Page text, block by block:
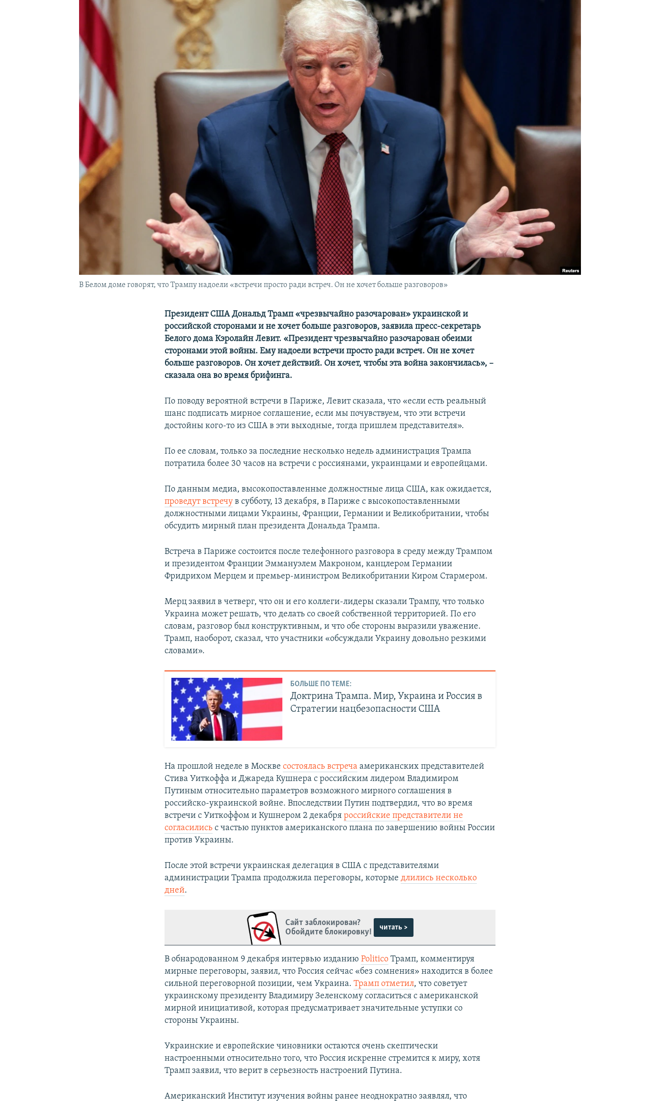
УКРАИНСКАЯ ПРОБЛЕМА КРЫМА
В Белом доме говорят, что Трампу надоели «встречи просто ради встреч. Он не хочет больше разговоров»
Президент США Дональд Трамп «чрезвычайно разочарован» украинской и
российской сторонами и не хочет больше разговоров, заявила пресс-секретарь
Белого дома Кэролайн Левит. «Президент чрезвычайно разочарован обеими
сторонами этой войны. Ему надоели встречи просто ради встреч. Он не хочет
больше разговоров. Он хочет действий. Он хочет, чтобы эта война закончилась», –
сказала она во время брифинга.
По поводу вероятной встречи в Париже, Левит сказала, что «если есть реальный
шанс подписать мирное соглашение, если мы почувствуем, что эти встречи
достойны кого-то из США в эти выходные, тогда пришлем представителя».
По ее словам, только за последние несколько недель администрация Трампа
потратила более 30 часов на встречи с россиянами, украинцами и европейцами.
По данным медиа, высокопоставленные должностные лица США, как ожидается,
проведут встречу в субботу, 13 декабря, в Париже с высокопоставленными
должностными лицами Украины, Франции, Германии и Великобритании, чтобы
обсудить мирный план президента Дональда Трампа.
Встреча в Париже состоится после телефонного разговора в среду между Трампом
и президентом Франции Эммануэлем Макроном, канцлером Германии
Фридрихом Мерцем и премьер-министром Великобритании Киром Стармером.
Мерц заявил в четверг, что он и его коллеги-лидеры сказали Трампу, что только
Украина может решать, что делать со своей собственной территорией. По его
словам, разговор был конструктивным, и что обе стороны выразили уважение.
Трамп, наоборот, сказал, что участники «обсуждали Украину довольно резкими
словами».
БОЛЬШЕ ПО ТЕМЕ:
Доктрина Трампа. Мир, Украина и Россия в
Стратегии нацбезопасности США
На прошлой неделе в Москвесостоялась встреча американских представителей
Стива Уиткоффа и Джареда Кушнера с российским лидером Владимиром
Путиным относительно параметров возможного мирного соглашения в
российско-украинской войне. Впоследствии Путин подтвердил, что во время
встречи с Уиткоффом и Кушнером 2 декабряроссийские представители не
согласились с частью пунктов американского плана по завершению войны России
против Украины.
После этой встречи украинская делегация в США с представителями
администрации Трампа продолжила переговоры, которыедлились несколько
дней.
Сайт заблокирован?
Обойдите блокировку!
читать >
В обнародованном 9 декабря интервью изданиюPolitico Трамп, комментируя
мирные переговоры, заявил, что Россия сейчас «без сомнения» находится в более
сильной переговорной позиции, чем Украина.Трамп отметил, что советует
украинскому президенту Владимиру Зеленскому согласиться с американской
мирной инициативой, которая предусматривает значительные уступки со
стороны Украины.
Украинские и европейские чиновники остаются очень скептически
настроенными относительно того, что Россия искренне стремится к миру, хотя
Трамп заявил, что верит в серьезность настроений Путина.
Американский Институт изучения войны ранее неоднократно заявлял, что